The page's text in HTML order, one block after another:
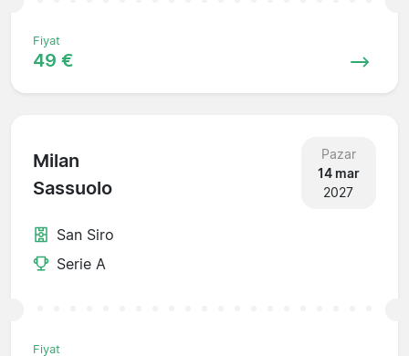
Fiyat
49 €
Milan
Sassuolo
Pazar
14 mar
2027
San Siro
Serie A
Fiyat